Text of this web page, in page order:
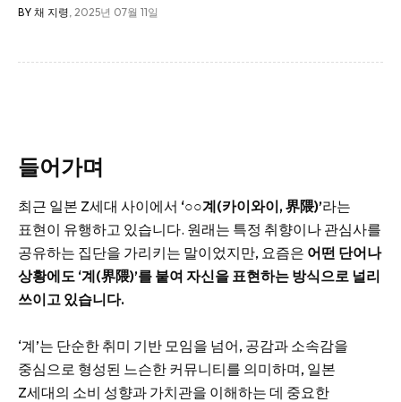
BY 채 지령, 2025년 07월 11일
들어가며
최근 일본 Z세대 사이에서 ‘○○계(카이와이, 界隈)’라는
표현이 유행하고 있습니다. 원래는 특정 취향이나 관심사를
공유하는 집단을 가리키는 말이었지만, 요즘은 어떤 단어나
상황에도 ‘계(界隈)’를 붙여 자신을 표현하는 방식으로 널리
쓰이고 있습니다.
‘계’는 단순한 취미 기반 모임을 넘어, 공감과 소속감을
중심으로 형성된 느슨한 커뮤니티를 의미하며, 일본
Z세대의 소비 성향과 가치관을 이해하는 데 중요한